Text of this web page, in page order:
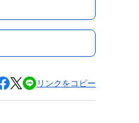
リンクをコピー